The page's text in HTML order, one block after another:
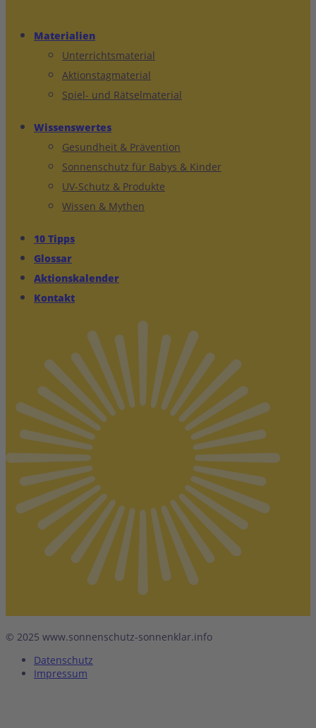
Materialien
Unterrichtsmaterial
Aktionstagmaterial
Spiel- und Rätselmaterial
Wissenswertes
Gesundheit & Prävention
Sonnenschutz für Babys & Kinder
UV-Schutz & Produkte
Wissen & Mythen
10 Tipps
Glossar
Aktionskalender
Kontakt
© 2025 www.sonnenschutz-sonnenklar.info
Datenschutz
Impressum